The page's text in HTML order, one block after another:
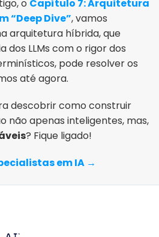
o Capítulo 7: Arquitetura
“Deep Dive”, vamos
arquitetura híbrida, que
dos LLMs com o rigor dos
pode resolver os
até agora.
descobrir como construir
não apenas inteligentes, mas,
? Fique ligado!
em IA →